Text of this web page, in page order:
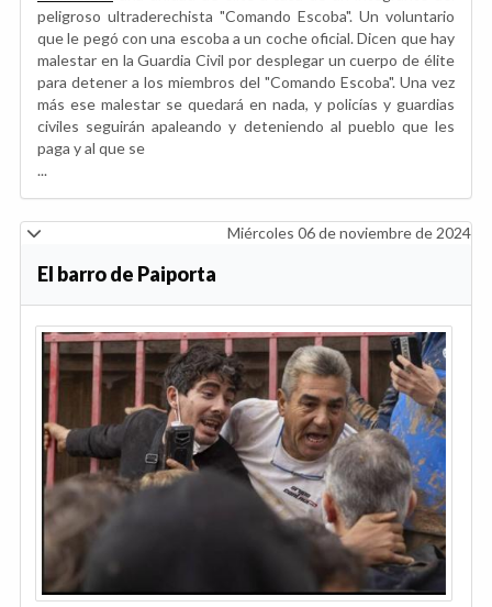
peligroso ultraderechista "Comando Escoba". Un voluntario
que le pegó con una escoba a un coche oficial. Dicen que hay
malestar en la Guardia Civil por desplegar un cuerpo de élite
para detener a los miembros del "Comando Escoba". Una vez
más ese malestar se quedará en nada, y policías y guardias
civiles seguirán apaleando y deteniendo al pueblo que les
paga y al que se
...
Miércoles 06 de noviembre de 2024
El barro de Paiporta